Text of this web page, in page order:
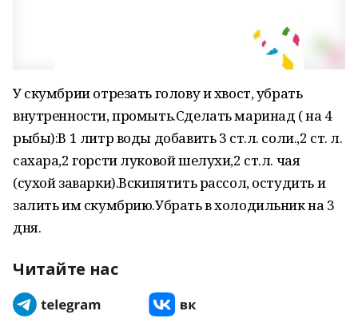
У скумбрии отрезать голову и хвост, убрать
внутренности, промыть.Сделать маринад ( на 4
рыбы):В 1 литр воды добавить 3 ст.л. соли.,2 ст. л.
сахара,2 горсти луковой шелухи,2 ст.л. чая
(сухой заварки).Вскипятить рассол, остудить и
залить им скумбрию.Убрать в холодильник на 3
дня.
Читайте нас